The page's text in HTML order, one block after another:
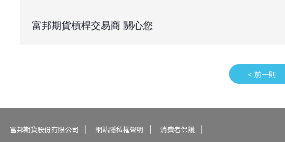
富邦期貨槓桿交易商 關心您
< 前一則
富邦期貨股份有限公司 網站隱私權聲明 消費者保護